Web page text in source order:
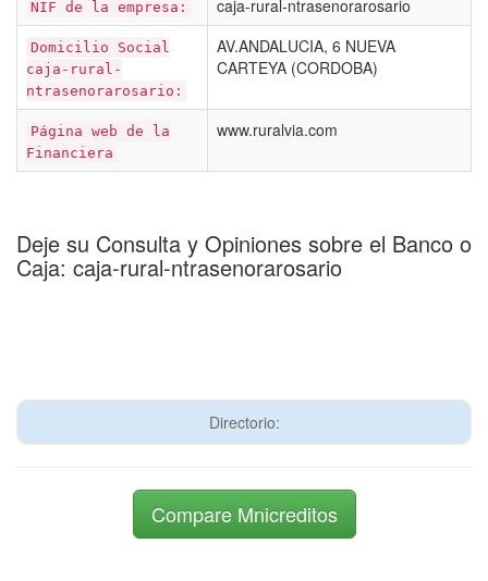
NIF de la empresa: caja-rural-ntrasenorarosario
Domicilio Social
caja-rural-
ntrasenorarosario:
AV.ANDALUCIA, 6 NUEVA
CARTEYA (CORDOBA)
Página web de la
Financiera
www.ruralvia.com
Deje su Consulta y Opiniones sobre el Banco o
Caja: caja-rural-ntrasenorarosario
Directorio:
Compare Mnicreditos